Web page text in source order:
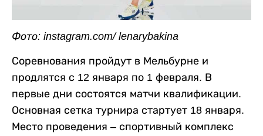
Фото: instagram.com/ lenarybakina
Соревнования пройдут в Мельбурне и
продлятся с 12 января по 1 февраля. В
первые дни состоятся матчи квалификации.
Основная сетка турнира стартует 18 января.
Место проведения – спортивный комплекс